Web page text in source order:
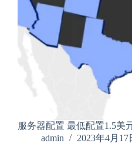
服务器配置 最低配置1.5美
admin
2023年4月17